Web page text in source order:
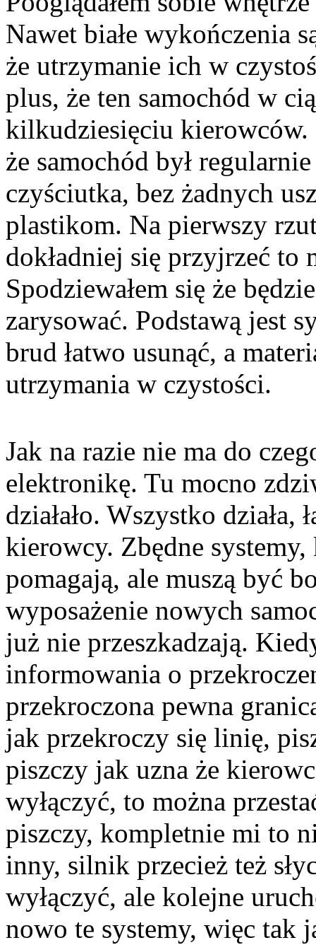
Nawet białe wykończenia
że utrzymanie ich w
plus, że ten samochód w
kilkudziesięciu kierowców.
że samochód był
czyściutka, bez żadnych
plastikom. Na pierwszy
dokładniej się przyjrzeć to
Spodziewałem się że
zarysować. Podstawą jest
brud łatwo usunąć, a
utrzymania w czystości.
Jak na razie nie ma do
elektronikę. Tu mocno
działało. Wszystko działa,
kierowcy. Zbędne
pomagają, ale muszą być
wyposażenie nowych
już nie przeszkadzają.
informowania o
przekroczona pewna
jak przekroczy się linię,
piszczy jak uzna że
wyłączyć, to można
piszczy, kompletnie mi to
inny, silnik przecież też
wyłączyć, ale kolejne
nowo te systemy, więc tak